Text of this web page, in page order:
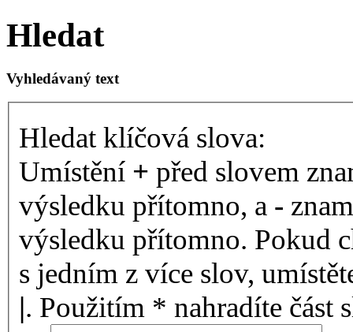
Hledat
Vyhledávaný text
Hledat klíčová slova:
Umístění + před slovem
výsledku přítomno, a -
výsledku přítomno. Pokud
s jedním z více slov,
|. Použitím * nahradíte část